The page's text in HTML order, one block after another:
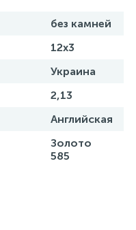
без камней
12х3
Украина
2,13
Английская
Золото
585